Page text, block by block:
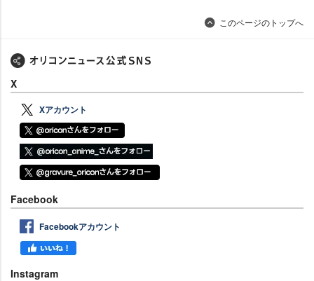
このページのトップへ
X
Xアカウント
Facebook
Facebookアカウント
Instagram